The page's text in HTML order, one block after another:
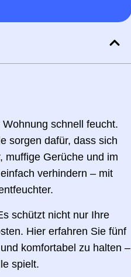
schnell feucht.
sorgen dafür, dass sich
muffige Gerüche und im
verhindern – mit
schützt nicht nur Ihre
Hier erfahren Sie fünf
komfortabel zu halten –
spielt.